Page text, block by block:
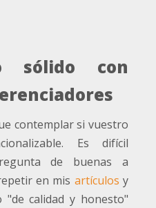
sólido con
contemplar si vuestro
Es difícil
de buenas a
en mis artículos y
calidad y honesto"